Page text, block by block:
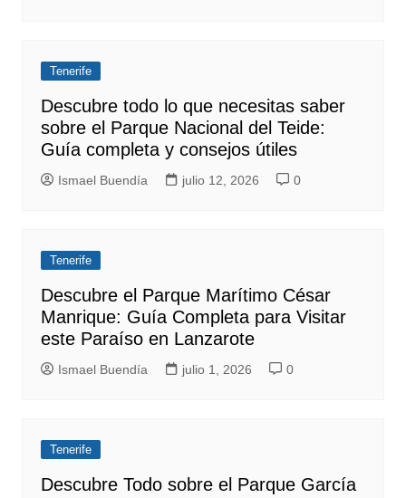
Tenerife
Descubre todo lo que necesitas saber
sobre el Parque Nacional del Teide:
Guía completa y consejos útiles
Ismael Buendía julio 12, 2026 0
Tenerife
Descubre el Parque Marítimo César
Manrique: Guía Completa para Visitar
este Paraíso en Lanzarote
Ismael Buendía julio 1, 2026 0
Tenerife
Descubre Todo sobre el Parque García